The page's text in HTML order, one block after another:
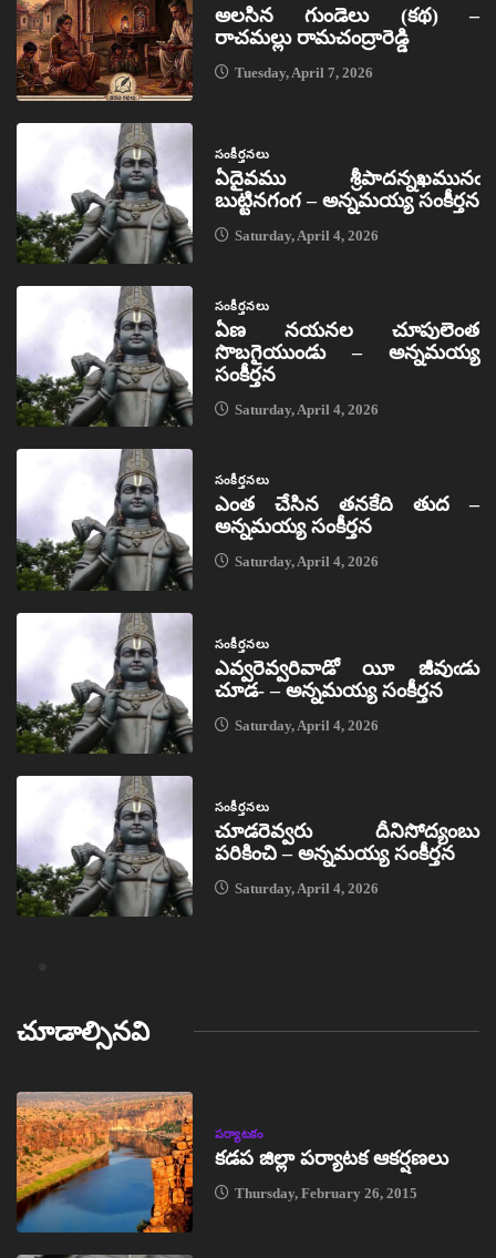
అలసిన గుండెలు (కథ) –
రాచమల్లు రామచంద్రారెడ్డి
Tuesday, April 7, 2026
సంకీర్తనలు
ఏదైవము శ్రీపాదన్నఖమునఁ
బుట్టినగంగ – అన్నమయ్య సంకీర్తన
Saturday, April 4, 2026
సంకీర్తనలు
ఏణ నయనల చూపులెంత
సొబగైయుండు – అన్నమయ్య
సంకీర్తన
Saturday, April 4, 2026
సంకీర్తనలు
ఎంత చేసిన తనకేది తుద –
అన్నమయ్య సంకీర్తన
Saturday, April 4, 2026
సంకీర్తనలు
ఎవ్వరెవ్వరివాడో యీ జీవుఁడు
చూడ- – అన్నమయ్య సంకీర్తన
Saturday, April 4, 2026
సంకీర్తనలు
చూడరెవ్వరు దీనిసోద్యంబు
పరికించి – అన్నమయ్య సంకీర్తన
Saturday, April 4, 2026
చూడాల్సినవి
పర్యాటకం
కడప జిల్లా పర్యాటక ఆకర్షణలు
Thursday, February 26, 2015